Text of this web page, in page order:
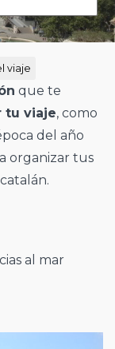
viaje
que te
tu viaje, como
del año
organizar tus
al mar